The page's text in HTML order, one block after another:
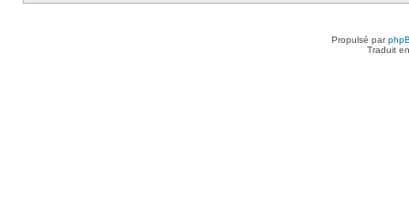
Propulsé par
Traduit